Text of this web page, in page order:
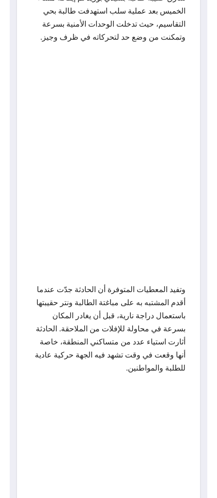
الخميس بعد عملية سلب استهدفت طالبة بحي
التقاسيم، حيث تدخلت الوحدات الأمنية بسرعة
وتمكنت من وضع حد لتحركاته في ظرف وجيز.
وتفيد المعطيات المتوفرة أن الحادثة جدّت عندما
أقدم المشتبه به على مباغتة الطالبة ونتر حقيبتها
باستعمال دراجة نارية، قبل أن يغادر المكان
بسرعة في محاولة للإفلات من الملاحقة. الحادثة
أثارت استياء عدد من متساكني المنطقة، خاصة
أنها وقعت في وقت تشهد فيه الجهة حركية عادية
للطلبة والمواطنين.